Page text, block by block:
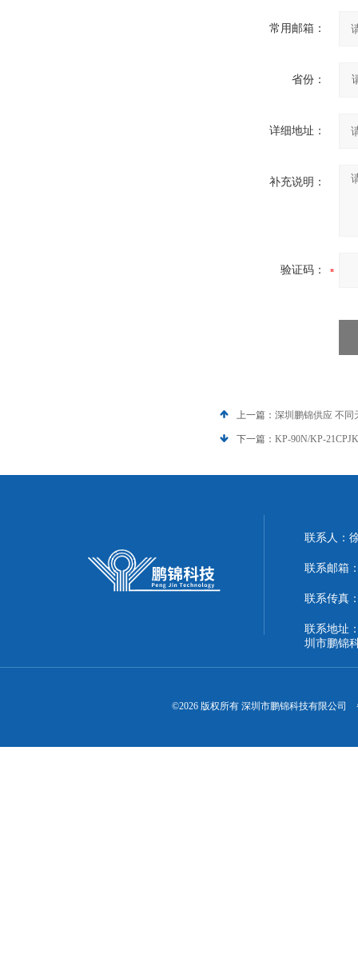
常用邮箱：
省份：
详细地址：
补充说明：
验证码：
上一篇： 深圳鹏锦供应 不同
下一篇： KP-90N/KP-
联系人：
联系邮箱
联系传真
联系地址
圳市鹏锦
©2026 版权所有 深圳市鹏锦科技有限公司